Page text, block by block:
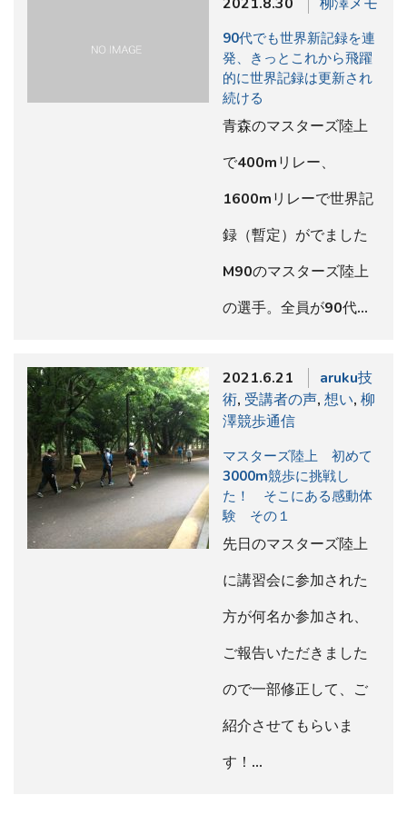
90代でも世界新記録を連
発、きっとこれから飛躍
的に世界記録は更新され
続ける
青森のマスターズ陸上
で400mリレー、
1600mリレーで世界記
録（暫定）がでました
M90のマスターズ陸上
の選手。全員が90代…
2021.6.21
aruku技
術, 受講者の声, 想い, 柳
澤競歩通信
マスターズ陸上 初めて
3000m競歩に挑戦し
た！ そこにある感動体
験 その１
先日のマスターズ陸上
に講習会に参加された
方が何名か参加され、
ご報告いただきました
ので一部修正して、ご
紹介させてもらいま
す！…